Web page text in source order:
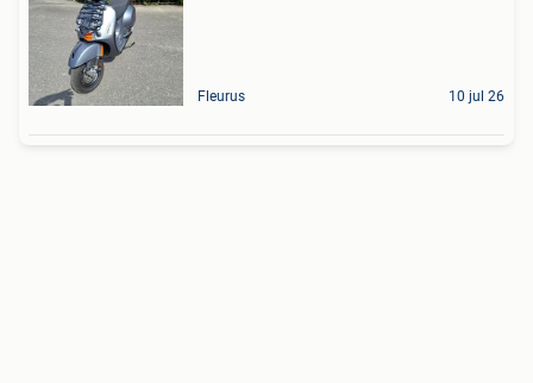
Fleurus 10 jul 26